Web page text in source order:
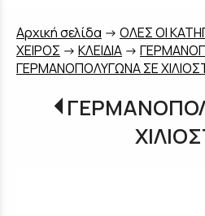
Aρχική σελίδα -> ΟΛΕΣ ΟΙ
ΧΕΙΡΟΣ -> ΚΛΕΙΔΙΑ ->
ΓΕΡΜΑΝΟΠΟΛΥΓΩΝΑ ΣΕ